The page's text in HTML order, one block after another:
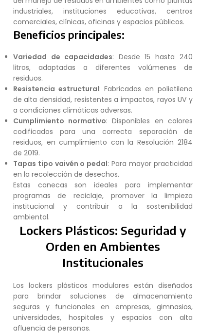
industriales, instituciones educativas, centros
comerciales, clínicas, oficinas y espacios públicos.
Beneficios principales:
Variedad de capacidades: Desde 15 hasta 240
litros, adaptadas a diferentes volúmenes de
residuos.
Resistencia estructural: Fabricadas en polietileno
de alta densidad, resistentes a impactos, rayos UV y
a condiciones climáticas adversas.
Cumplimiento normativo: Disponibles en colores
codificados para una correcta separación de
residuos, en cumplimiento con la Resolución 2184
de 2019.
Tapas tipo vaivén o pedal: Para mayor practicidad
en la recolección de desechos.
Estas canecas son ideales para implementar
programas de reciclaje, promover la limpieza
institucional y contribuir a la sostenibilidad
ambiental.
Lockers Plásticos: Seguridad y
Orden en Ambientes
Institucionales
Los lockers plásticos modulares están diseñados
para brindar soluciones de almacenamiento
seguras y funcionales en empresas, gimnasios,
universidades, hospitales y espacios con alta
afluencia de personas.